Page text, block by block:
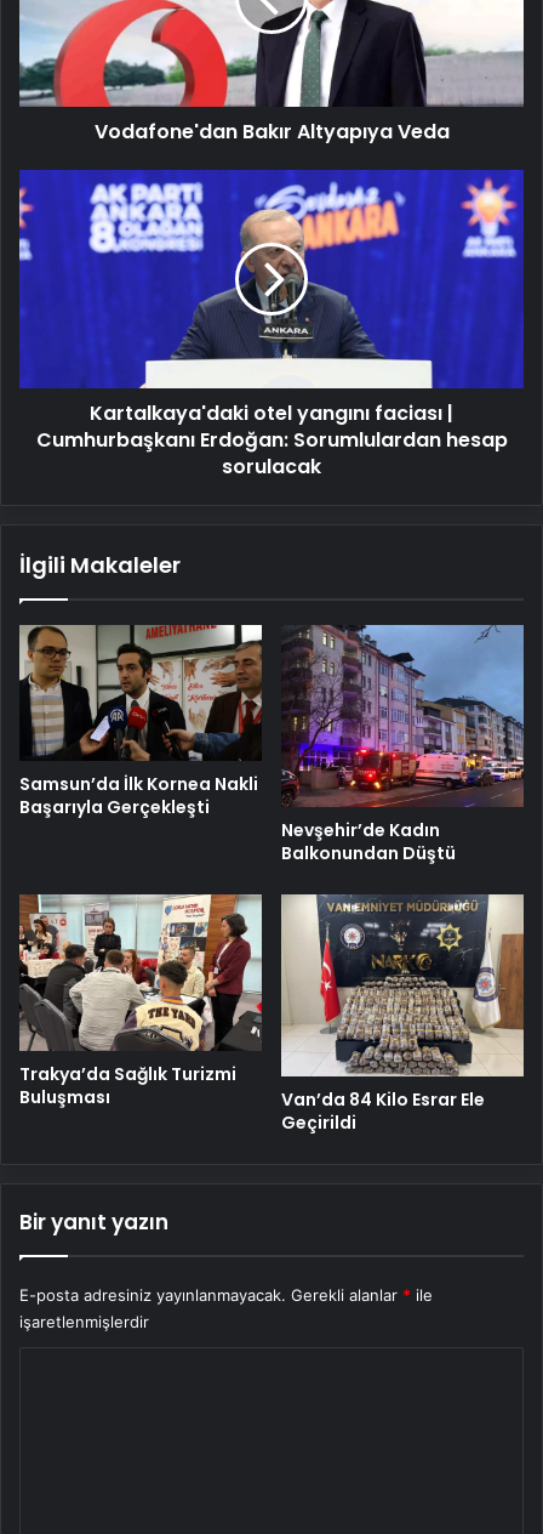
Vodafone'dan Bakır Altyapıya Veda
Kartalkaya'daki
otel
yangını
faciası
Cumhurbaşkanı
hesap
Kartalkaya'daki otel yangını faciası |
Cumhurbaşkanı Erdoğan: Sorumlulardan hesap
sorulacak
İlgili Makaleler
Samsun’da İlk Kornea Nakli
Başarıyla Gerçekleşti
Nevşehir’de Kadın
Balkonundan Düştü
Trakya’da Sağlık Turizmi
Buluşması
Van’da 84 Kilo Esrar Ele
Geçirildi
Bir yanıt yazın
E-posta adresiniz yayınlanmayacak. Gerekli alanlar * ile
işaretlenmişlerdir